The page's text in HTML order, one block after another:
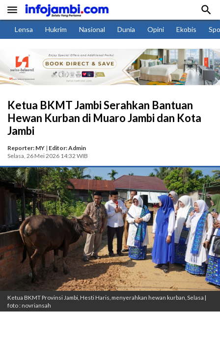
 
Lensa Hukrim Nasional Dunia Opini Ekobis
Ketua BKMT Jambi Serahkan Bantuan
Hewan Kurban di Muaro Jambi dan Kota
Jambi
Reporter: MY | Editor: Admin
Selasa, 26 Mei 2026 14:32 WIB
Ketua BKMT Provinsi Jambi, Hesti Haris, menyerahkan hewan kurban, Selasa |
foto : novriansah